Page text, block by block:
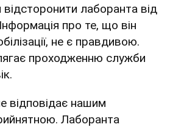
лаборанта від
про те, що він
не є правдивою.
проходженню служби
відповідає нашим
Лаборанта